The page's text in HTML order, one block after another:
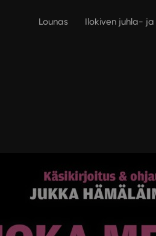
Lounas Ilokiven juhla-